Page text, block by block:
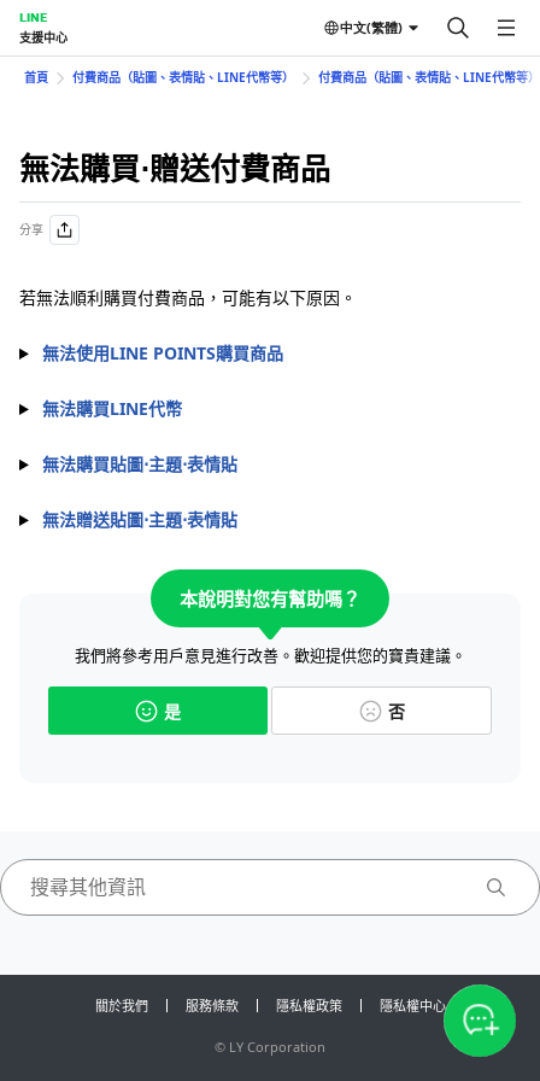
LINE
支援中心
中文(繁體)
首頁 付費商品（貼圖、表情貼、LINE代幣等） 付費商品（貼圖、表情貼、LINE代幣等
無法購買⋅贈送付費商品
分享
若無法順利購買付費商品，可能有以下原因。
無法使用LINE POINTS購買商品
無法購買LINE代幣
無法購買貼圖⋅主題⋅表情貼
無法贈送貼圖⋅主題⋅表情貼
本說明對您有幫助嗎？
我們將參考用戶意見進行改善。歡迎提供您的寶貴建議。
是 否
關於我們 服務條款 隱私權政策 隱私權中心
© LY Corporation